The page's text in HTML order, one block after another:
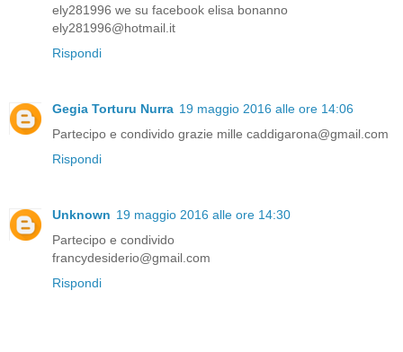
ely281996 we su facebook elisa bonanno
ely281996@hotmail.it
Rispondi
Gegia Torturu Nurra 19 maggio 2016 alle ore 14:06
Partecipo e condivido grazie mille caddigarona@gmail.com
Rispondi
Unknown 19 maggio 2016 alle ore 14:30
Partecipo e condivido
francydesiderio@gmail.com
Rispondi